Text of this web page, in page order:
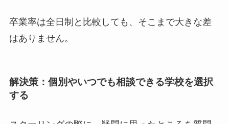
卒業率は全日制と比較しても、そこまで大きな差
はありません。
解決策：個別やいつでも相談できる学校を選択
する